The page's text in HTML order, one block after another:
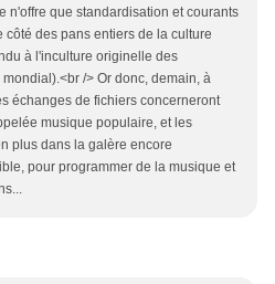
n'offre que standardisation et courants
côté des pans entiers de la culture
à l'inculture originelle des
/> Or donc, demain, à
échanges de fichiers concerneront
musique populaire, et les
plus dans la galère encore
pour programmer de la musique et